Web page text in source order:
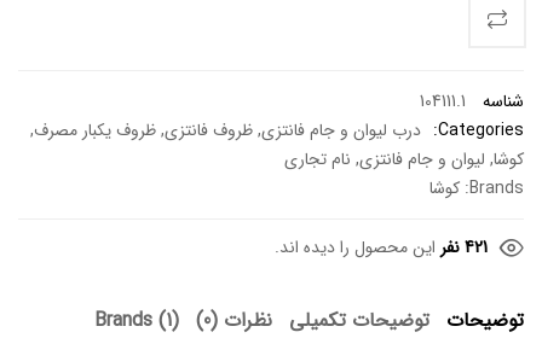
شناسه
104111.1
Categories:
درب لیوان و جام فانتزی,ظروف فانتزی,ظروف یکبار مصرف,
کوشا, لیوان و جام فانتزی, نام تجاری
Brands: کوشا
421 نفر این محصول را دیده اند.
توضیحات توضیحات تکمیلی نظرات (0) Brands (1)